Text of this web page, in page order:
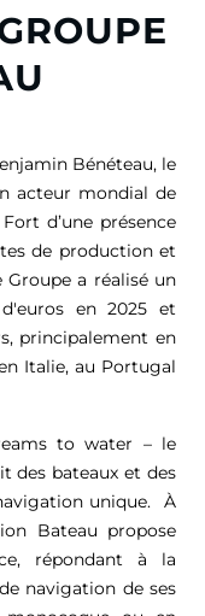
Bénéteau, le
acteur mondial de
d’une présence
de production et
Groupe a réalisé un
en 2025 et
principalement en
Italie, au Portugal
to water – le
des bateaux et des
unique. À
Bateau propose
répondant à la
navigation de ses